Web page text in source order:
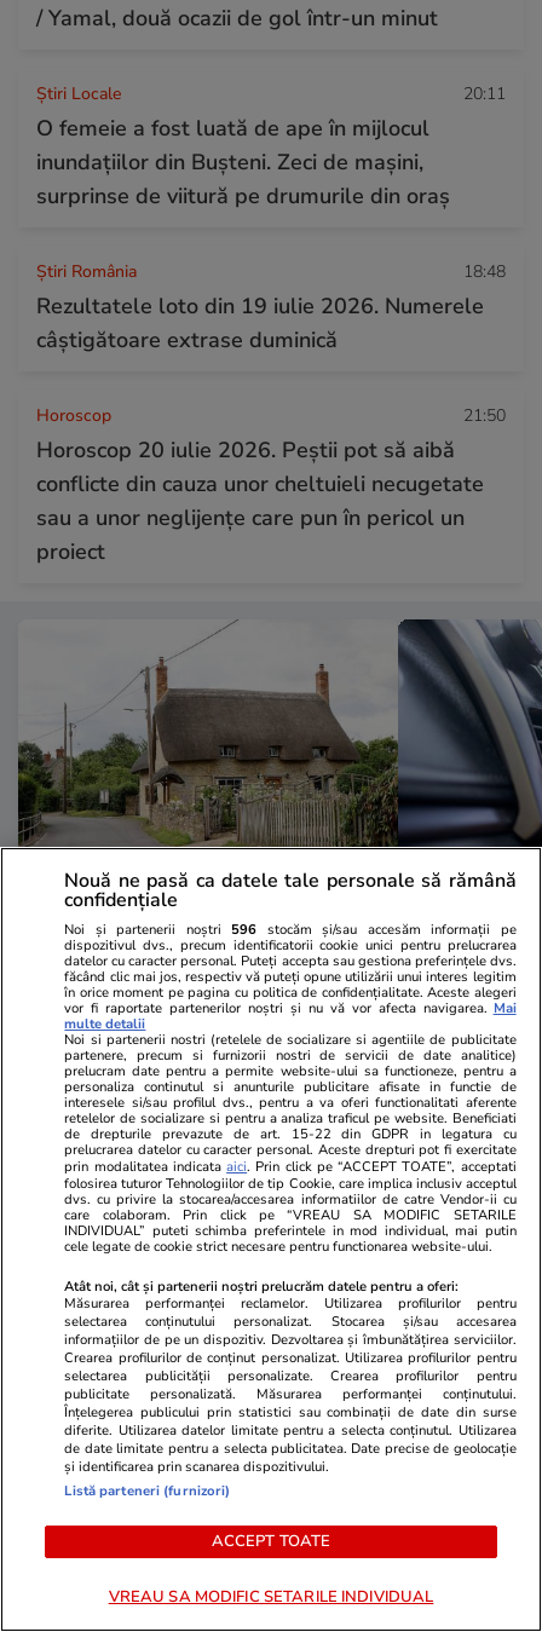
/ Yamal, două ocazii de gol într-un minut
Știri Locale 20:11
O femeie a fost luată de ape în mijlocul
inundațiilor din Bușteni. Zeci de mașini,
surprinse de viitură pe drumurile din oraș
Știri România 18:48
Rezultatele loto din 19 iulie 2026. Numerele
câștigătoare extrase duminică
Horoscop 21:50
Horoscop 20 iulie 2026. Peștii pot să aibă
conflicte din cauza unor cheltuieli necugetate
sau a unor neglijențe care pun în pericol un
proiect
Lifestyle
Situație incredibilă în Marea
Britanie după ce un întreg sat a
decis să voteze separarea
definitivă de restul țării
Un cuplu
din cauza
Grecia.
Vacanțe și Cultură 10:00
Mesaje de Sfântul Ilie 2026.
2026
Vacanțe și Cultură 17 iul.
Ce nume se sărbătoresc de
Mulți Ani
Nouă ne pasă ca datele tale personale să rămână
confidențiale
Noi și partenerii noștri 596 stocăm și/sau accesăm informații pe
dispozitivul dvs., precum identificatorii cookie unici pentru prelucrarea
datelor cu caracter personal. Puteți accepta sau gestiona preferințele dvs.
făcând clic mai jos, respectiv vă puteți opune utilizării unui interes legitim
în orice moment pe pagina cu politica de confidențialitate. Aceste alegeri
vor fi raportate partenerilor noștri și nu vă vor afecta navigarea. Mai
multe detalii
Noi si partenerii nostri (retelele de socializare si agentiile de publicitate
partenere, precum si furnizorii nostri de servicii de date analitice)
prelucram date pentru a permite website-ului sa functioneze, pentru a
personaliza continutul si anunturile publicitare afisate in functie de
interesele si/sau profilul dvs., pentru a va oferi functionalitati aferente
retelelor de socializare si pentru a analiza traficul pe website. Beneficiati
de drepturile prevazute de art. 15-22 din GDPR in legatura cu
prelucrarea datelor cu caracter personal. Aceste drepturi pot fi exercitate
prin modalitatea indicataaici. Prin click pe “ACCEPT TOATE”, acceptati
folosirea tuturor Tehnologiilor de tip Cookie, care implica inclusiv acceptul
dvs. cu privire la stocarea/accesarea informatiilor de catre Vendor-ii cu
care colaboram. Prin click pe “VREAU SA MODIFIC SETARILE
INDIVIDUAL” puteti schimba preferintele in mod individual, mai putin
cele legate de cookie strict necesare pentru functionarea website-ului.
Atât noi, cât și partenerii noștri prelucrăm datele pentru a oferi:
Măsurarea performanței reclamelor. Utilizarea profilurilor pentru
selectarea conținutului personalizat. Stocarea și/sau accesarea
informațiilor de pe un dispozitiv. Dezvoltarea și îmbunătățirea serviciilor.
Crearea profilurilor de conținut personalizat. Utilizarea profilurilor pentru
selectarea publicității personalizate. Crearea profilurilor pentru
publicitate personalizată. Măsurarea performanței conținutului.
Înțelegerea publicului prin statistici sau combinații de date din surse
diferite. Utilizarea datelor limitate pentru a selecta conținutul. Utilizarea
de date limitate pentru a selecta publicitatea. Date precise de geolocație
și identificarea prin scanarea dispozitivului.
Listă parteneri (furnizori)
ACCEPT TOATE
VREAU SA MODIFIC SETARILE INDIVIDUAL